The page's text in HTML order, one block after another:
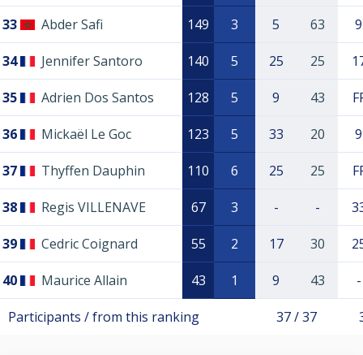
33 Abder Safi 149 3 5 63 9
34 Jennifer Santoro 140 5 25 25
35 Adrien Dos Santos 128 5 9 43
36 Mickaël Le Goc 123 5 33 20 9
37 Thyffen Dauphin 110 6 25 25
38 Regis VILLENAVE 67 3 - -
39 Cedric Coignard 55 2 17 30
40 Maurice Allain 43 1 9 43 -
Participants / from this ranking 37 / 37